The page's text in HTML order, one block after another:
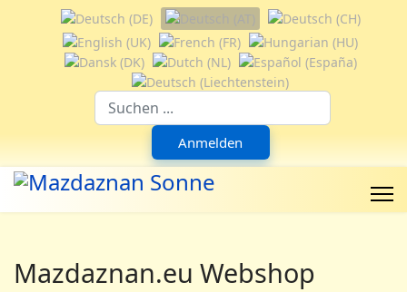
Sprache auswählen
Anmelden
Mazdaznan.eu Webshop